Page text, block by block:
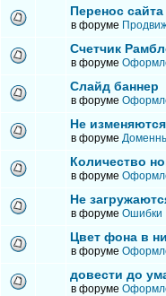
Перенос сайта
в форуме
Счетчик
в форуме
Слайд баннер
в форуме
Не
в форуме
Количество
в форуме
Не
в форуме Ошибки
Цвет фона в
в форуме
довести до
в форуме